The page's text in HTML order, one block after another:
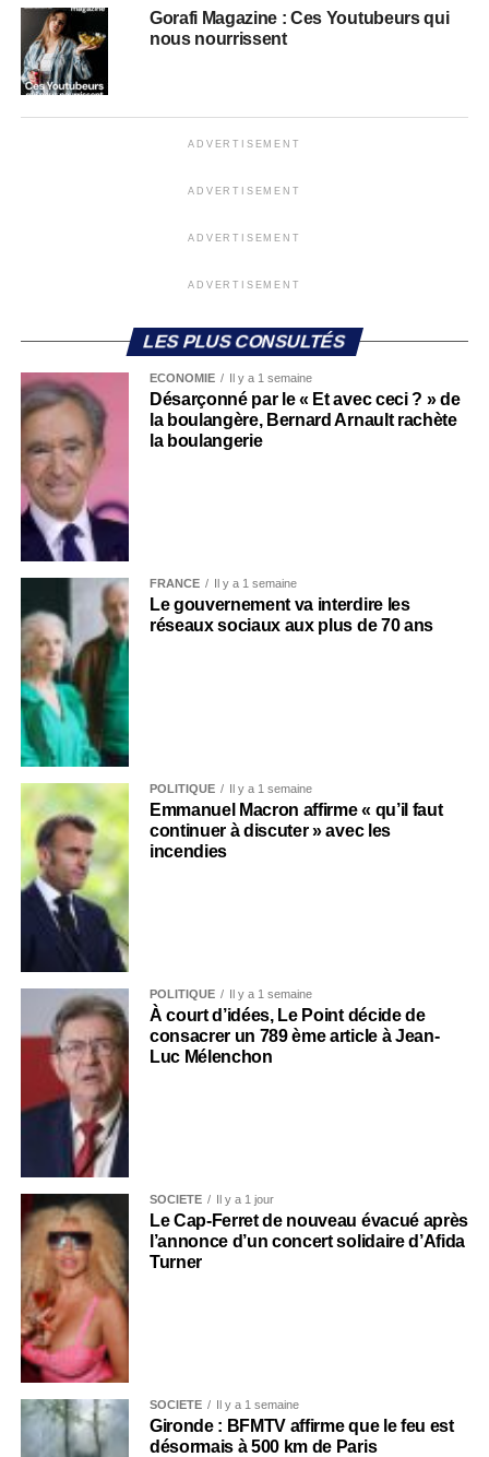
Gorafi Magazine : Ces Youtubeurs qui
nous nourrissent
ADVERTISEMENT
ADVERTISEMENT
ADVERTISEMENT
ADVERTISEMENT
LES PLUS CONSULTÉS
ECONOMIE Il y a 1 semaine
Désarçonné par le « Et avec ceci ? » de
la boulangère, Bernard Arnault rachète
la boulangerie
FRANCE Il y a 1 semaine
Le gouvernement va interdire les
réseaux sociaux aux plus de 70 ans
POLITIQUE Il y a 1 semaine
Emmanuel Macron affirme « qu’il faut
continuer à discuter » avec les
incendies
POLITIQUE Il y a 1 semaine
À court d’idées, Le Point décide de
consacrer un 789 ème article à Jean-
Luc Mélenchon
SOCIÉTÉ Il y a 1 jour
Le Cap-Ferret de nouveau évacué après
l’annonce d’un concert solidaire d’Afida
Turner
SOCIÉTÉ Il y a 1 semaine
Gironde : BFMTV affirme que le feu est
désormais à 500 km de Paris